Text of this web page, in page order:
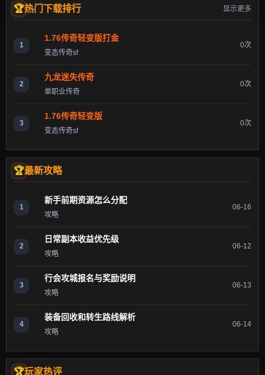
热门下载排行 显示更多
1
1.76传奇轻变版打金
变态传奇sf
0次
2
九龙迷失传奇
单职业传奇
0次
3
1.76传奇轻变版
变态传奇sf
0次
最新攻略
1
新手前期资源怎么分配
攻略
06-16
2
日常副本收益优先级
攻略
06-12
3
行会攻城报名与奖励说明
攻略
06-13
4
装备回收和转生路线解析
攻略
06-14
玩家热评